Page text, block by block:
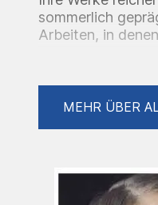
sommerlich
Arbeiten, in
Bildsprache, die
ausstrahlt.
innere Kraft,
mit ihrer
MEHR ÜBER